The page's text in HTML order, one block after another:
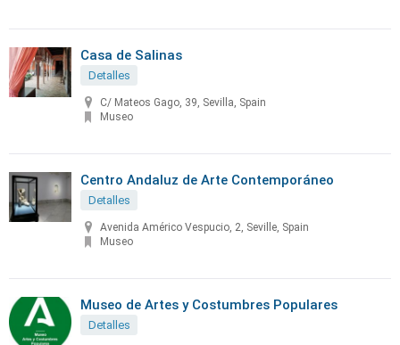
Casa de Salinas
Detalles
C/ Mateos Gago, 39, Sevilla, Spain
Museo
Centro Andaluz de Arte Contemporáneo
Detalles
Avenida Américo Vespucio, 2, Seville, Spain
Museo
Museo de Artes y Costumbres Populares
Detalles